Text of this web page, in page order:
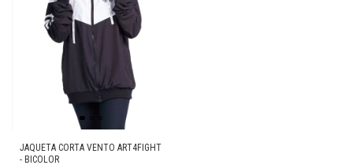
JAQUETA CORTA VENTO ART4FIGHT
- BICOLOR